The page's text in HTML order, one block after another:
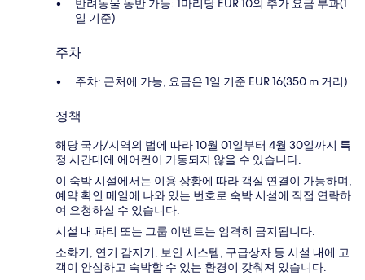
반려동물 동반 가능: 1마리당 EUR 10의 추가 요금 부과(1
일 기준)
주차
주차: 근처에 가능, 요금은 1일 기준 EUR 16(350 m 거리)
정책
해당 국가/지역의 법에 따라 10월 01일부터 4월 30일까지 특
정 시간대에 에어컨이 가동되지 않을 수 있습니다.
이 숙박 시설에서는 이용 상황에 따라 객실 연결이 가능하며,
예약 확인 메일에 나와 있는 번호로 숙박 시설에 직접 연락하
여 요청하실 수 있습니다.
시설 내 파티 또는 그룹 이벤트는 엄격히 금지됩니다.
소화기, 연기 감지기, 보안 시스템, 구급상자 등 시설 내에 고
객이 안심하고 숙박할 수 있는 환경이 갖춰져 있습니다.